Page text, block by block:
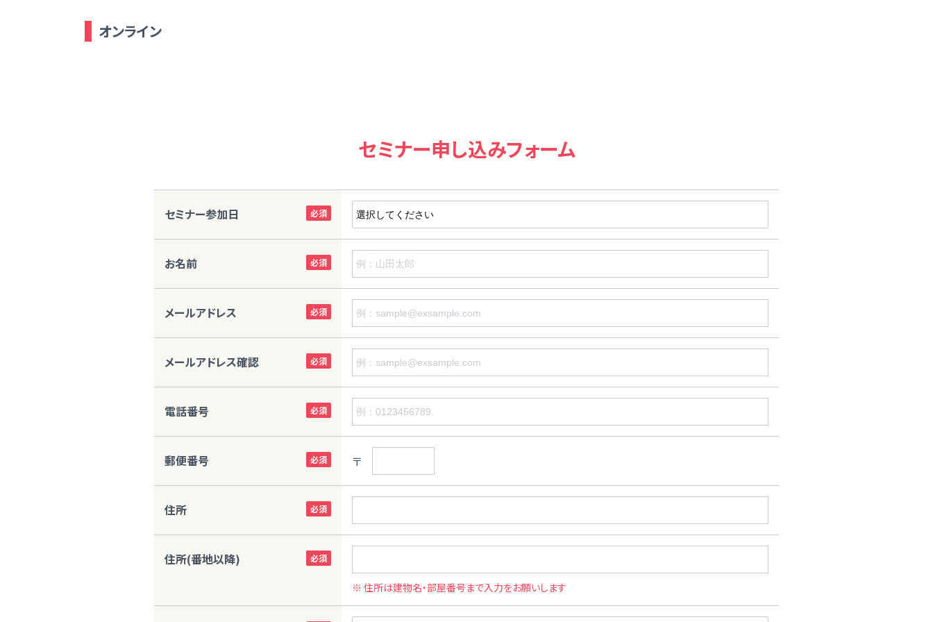
オンライン
セミナー申し込みフォーム
セミナー参加日
お名前
メールアドレス
メールアドレス確認
電話番号
郵便番号 〒
住所
住所(番地以降)
※ 住所は建物名・部屋番号まで入力をお願いします